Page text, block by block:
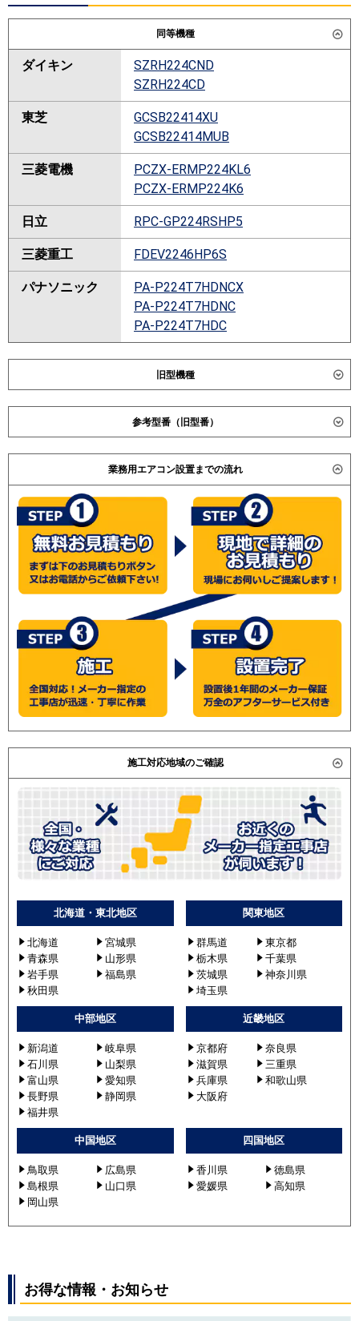
同等機種
ダイキン
SZRH224CND
SZRH224CD
東芝
GCSB22414XU
GCSB22414MUB
三菱電機
PCZX-ERMP224KL6
PCZX-ERMP224K6
日立 RPC-GP224RSHP5
三菱重工 FDEV2246HP6S
パナソニック
PA-P224T7HDNCX
PA-P224T7HDNC
PA-P224T7HDC
旧型機種
ダイキン
SZZH224CJND
SZZH224CJD
SZRH224BD
SZRH224AND
SZRH224AD
SZZU224CJND
SZZU224CJD
SZRU224BND
SZRU224BD
SZRU224AND
SZRU224AD
SZRH224BAND
SZRH224BAD
SZRJH224AD
SZRJH224BD
東芝
ACSB22437M
ACSB22437X
RCSB22433M
RCSB22433X
ACSB22487M
ACSB22487X
GCSB22413XU
GCSB22413MUB
RCSB22443MU
RCSB22443XU
RCSB22443MUB
三菱電機
PCZX-ERP224KV
PCZX-ERP224KLV
PCZX-ERP224KLY
PCZX-ERP224KY
PCZX-ERMP224KLZ
PCZX-ERMP224KZ
PCZX-ERP224KR
PCZX-ERP224KLR
PCZX-ERMP224KL2
PCZX-ERMP224K2
PCZX-ERMP224KL3
PCZX-ERMP224K3
PCZX-ERMP224KL4
RPC-AP224SHP7-kobe
参考型番（旧型番）
ダイキン SZYU224CBD / SZYU224CBND / SZYH224CBD
/ SZYH224CBND / 三菱重工 FDEVP2244HP4 /
FDEVP2243HPAG3AG / 日立 RPC-AP224SHP5 / RPC-
AP224SHP4 / RPC-AP224SHP2 / 三菱電機 PCZX-
ERP224KK / PCZX-ERP224KE / PCZX-ERP224KLE / 東
芝 ACSB22486M / ACSB22475A2 / ACSB22475A2 /
ACSB22474X / ACSB22474M / 三菱重工
FDEVP2243HPG3G / 三菱電機 PCZX-ERP224KH /
PCZX-ERP224KD / PCZX-ERP224KLD / 東芝
ACSB22474X / ACSB22474M /
(こちらの型番は参考です。メーカーや仕様によって価格
は異なります。旧型番は在庫切れの可能性がございま
す。）
業務用エアコン設置までの流れ
施工対応地域のご確認
北海道・東北地区
北海道
宮城県
青森県
山形県
岩手県
福島県
秋田県
関東地区
群馬道
東京都
栃木県
千葉県
茨城県
神奈川県
埼玉県
中部地区
新潟道
岐阜県
石川県
山梨県
富山県
愛知県
長野県
静岡県
福井県
近畿地区
京都府
奈良県
滋賀県
三重県
兵庫県
和歌山県
大阪府
中国地区
鳥取県
広島県
島根県
山口県
岡山県
四国地区
香川県
徳島県
愛媛県
高知県
お得な情報・お知らせ